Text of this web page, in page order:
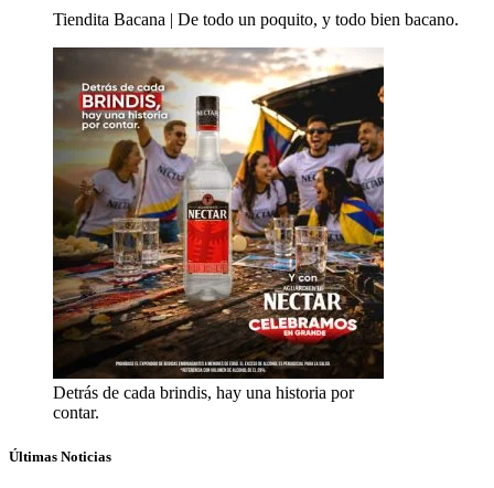
Tiendita Bacana | De todo un poquito, y todo bien bacano.
Detrás de cada brindis, hay una historia por
contar.
Últimas Noticias